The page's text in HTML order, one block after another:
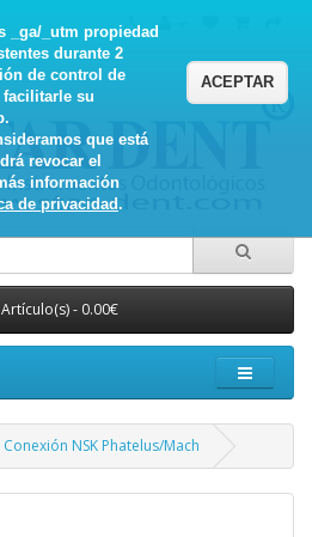
_ga/_utm propiedad
durante 2
de control de
su
que está
revocar el
información
de privacidad.
ACEPTAR
- 0.00€
NSK Phatelus/Mach